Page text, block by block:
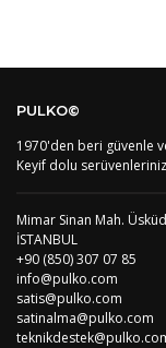
PULKO©
1970'den beri güvenle
Keyif dolu
Mimar Sinan Mah.
İSTANBUL
+90 (850) 307 07 85
info@pulko.com
satis@pulko.com
satinalma@pulko.com